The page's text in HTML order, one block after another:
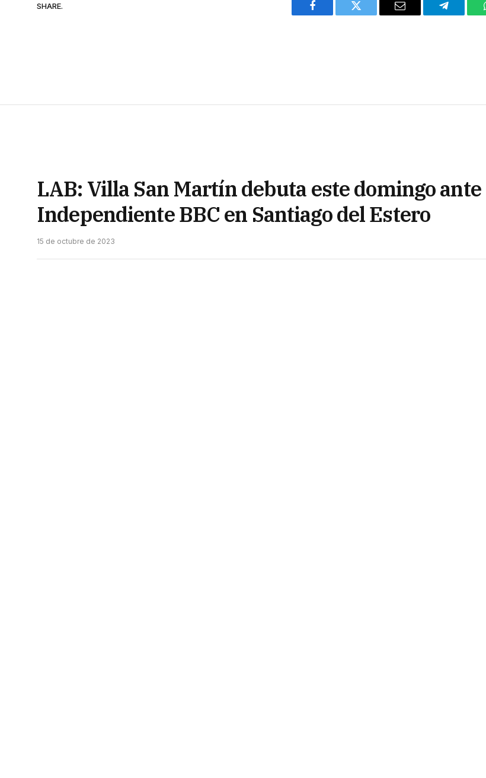
SHARE.
Facebook Twitter Email Telegram
LAB: Villa San Martín debuta este domingo ante
Independiente BBC en Santiago del Estero
15 de octubre de 2023